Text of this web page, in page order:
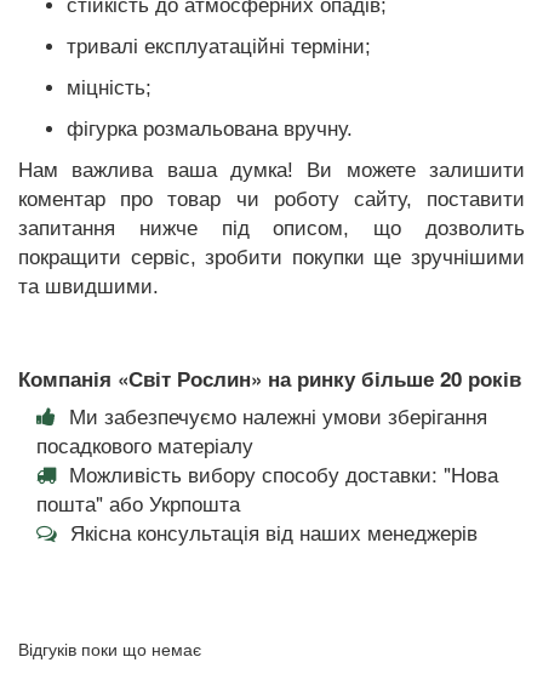
стійкість до атмосферних опадів;
тривалі експлуатаційні терміни;
міцність;
фігурка розмальована вручну.
Нам важлива ваша думка! Ви можете залишити
коментар про товар чи роботу сайту, поставити
запитання нижче під описом, що дозволить
покращити сервіс, зробити покупки ще зручнішими
та швидшими.
Компанія «Світ Рослин» на ринку більше 20 років
Ми забезпечуємо належні умови зберігання
посадкового матеріалу
Можливість вибору способу доставки: "Нова
пошта" або Укрпошта
Якісна консультація від наших менеджерів
Відгуків поки що немає